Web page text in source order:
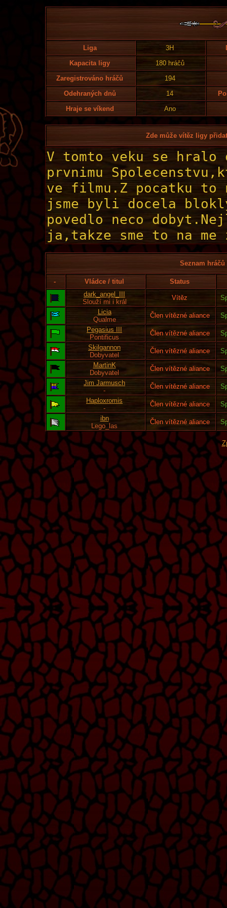
Liga 3H
Kapacita ligy
180 hráčů
Zaregistrováno hráčů
194
Odehraných dnů
14
Hraje se víkend
Ano
Zde může vítěz ligy
Seznam
- Vládce / titul
Status
dark_angel_III
Slouží mi i král
Vítěz
Licia
Qualme
Člen vítězné aliance
Pegasius III
Pontificus
Člen vítězné aliance
Skilgannon
Dobyvatel
Člen vítězné aliance
MartinK
Dobyvatel
Člen vítězné aliance
Jim Jarmusch
-
Člen vítězné aliance
Haploxromis
-
Člen vítězné aliance
ibn
Lego_las
Člen vítězné aliance